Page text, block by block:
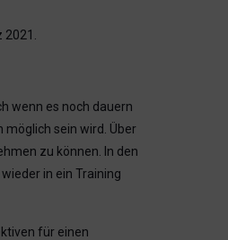
wenn es noch dauern
möglich sein wird. Über
zu können. In den
in ein Training
für einen